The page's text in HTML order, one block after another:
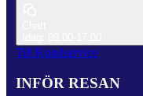
Till Kundservice
INFÖR RESAN